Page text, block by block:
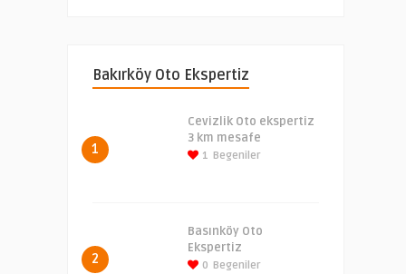
Bakırköy Oto Ekspertiz
1
Cevizlik Oto ekspertiz
3 km mesafe
1 Begeniler
2
Basınköy Oto
Ekspertiz
0 Begeniler